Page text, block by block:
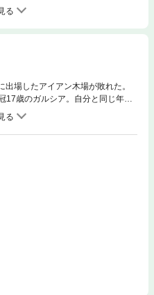
る
場したアイアン木場が敗れた。
歳のガルシア。自分と同じ年の
キー坊は、武者修行のため神戸か